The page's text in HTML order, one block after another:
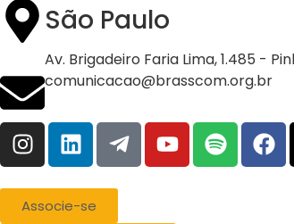
São Paulo
Av. Brigadeiro Faria Lima, 1.485 -
comunicacao@brasscom.org.br
Associe-se